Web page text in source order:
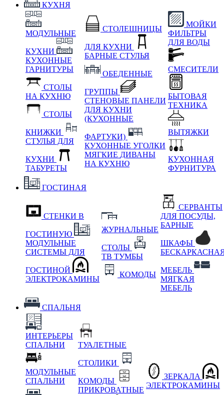
КУХНЯ
МОДУЛЬНЫЕ
КУХНИ
КУХОННЫЕ
ГАРНИТУРЫ
СТОЛЫ
НА КУХНЮ
СТОЛЫ
КНИЖКИ
СТУЛЬЯ ДЛЯ
КУХНИ
ТАБУРЕТЫ
СТОЛЕШНИЦЫ
ДЛЯ КУХНИ
БАРНЫЕ СТУЛЬЯ
ОБЕДЕННЫЕ
ГРУППЫ
СТЕНОВЫЕ ПАНЕЛИ
ДЛЯ КУХНИ
(КУХОННЫЕ
ФАРТУКИ)
КУХОННЫЕ УГОЛКИ
МЯГКИЕ ДИВАНЫ
НА КУХНЮ
МОЙКИ
ФИЛЬТРЫ
ДЛЯ ВОДЫ
СМЕСИТЕЛИ
БЫТОВАЯ
ТЕХНИКА
ВЫТЯЖКИ
КУХОННАЯ
ФУРНИТУРА
ГОСТИНАЯ
СТЕНКИ В
ГОСТИНУЮ
МОДУЛЬНЫЕ
СИСТЕМЫ ДЛЯ
ГОСТИНОЙ
ЭЛЕКТРОКАМИНЫ
ЖУРНАЛЬНЫЕ
СТОЛЫ
ТВ ТУМБЫ
КОМОДЫ
СЕРВАНТЫ
ДЛЯ ПОСУДЫ,
БАРНЫЕ
ШКАФЫ
МЕБЕЛЬ
МЯГКАЯ
МЕБЕЛЬ
СПАЛЬНЯ
ИНТЕРЬЕРЫ
СПАЛЬНИ
МОДУЛЬНЫЕ
СПАЛЬНИ
ТУАЛЕТНЫЕ
СТОЛИКИ
КОМОДЫ
ПРИКРОВАТНЫЕ
ЗЕРКАЛА
ЭЛЕКТРОКАМИНЫ